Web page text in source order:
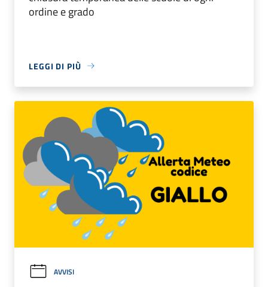
ordine e grado
LEGGI DI PIÙ
AVVISI